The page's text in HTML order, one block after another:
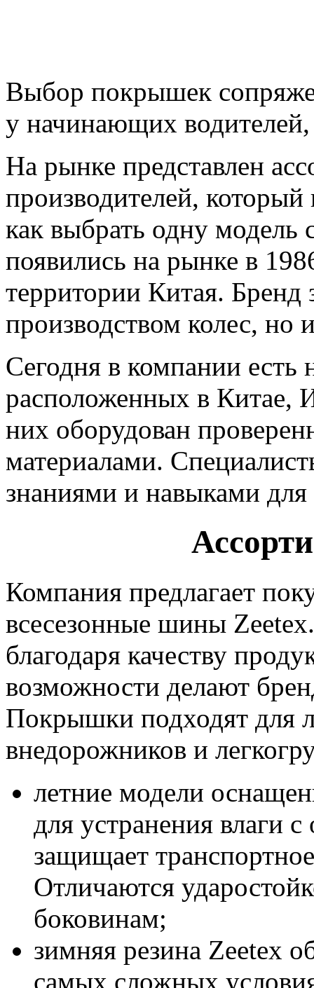
Выбор покрышек
у начинающих
На рынке представлен
производителей,
как выбрать одну
появились на рынке в
территории Китая. Бренд
производством колес, но
Сегодня в компании есть
расположенных в
них оборудован
материалами.
знаниями и навыками
Компания предлагает
всесезонные шины
благодаря качеству
возможности делают
Покрышки подходят для
внедорожников и
летние модели
для устранения влаги
защищает
Отличаются
боковинам;
зимняя резина Zeetex
самых сложных